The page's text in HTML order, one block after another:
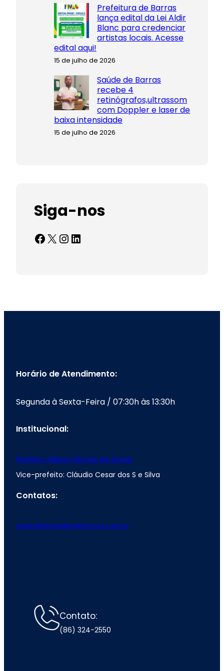
Prefeitura de Barras
lança edital da Lei Aldir
Blanc para credenciar
artistas locais. Acesse
edital aqui!
15 de julho de 2026
Saúde de Barras
recebe 4
retinógrafos,ultrassom
com Doppler e laser de
baixa intensidade
15 de julho de 2026
Siga-nos
Facebook X InstagramLinkedIn
Horário de Atendimento:
Segunda à Sexta-Feira / 07:30h às 13:30h
Institucional:
Prefeito: Edilson Sérvulo de Sousa
Vice-prefeito: Cláudio Cesar dos S e Silva
Contatos:
gabinetedoprefeito@barras.pi.gov.br
Contato:
(86) 324-2550